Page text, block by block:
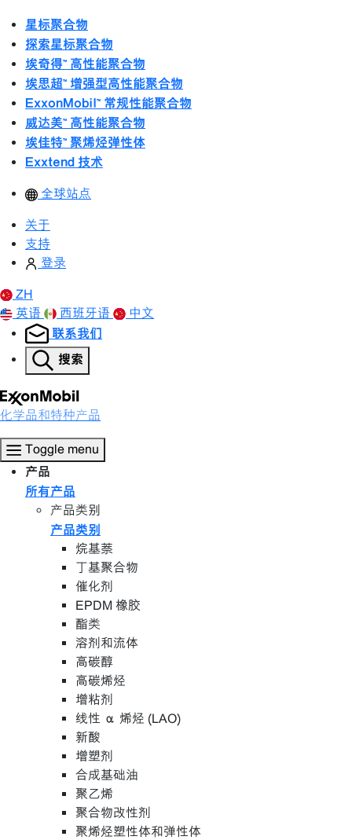
星标聚合物
探索星标聚合物
埃奇得™ 高性能聚合物
埃思超™ 增强型高性能聚合物
ExxonMobil™ 常规性能聚合物
威达美™ 高性能聚合物
埃佳特™ 聚烯烃弹性体
Exxtend 技术
全球站点
关于
支持
登录
ZH
英语
西班牙语 中文
联系我们
搜索
化学品和特种产品
Toggle menu
产品
所有产品
产品类别
产品类别
烷基萘
丁基聚合物
催化剂
EPDM 橡胶
酯类
溶剂和流体
高碳醇
高碳烯烃
增粘剂
线性 α 烯烃 (LAO)
新酸
增塑剂
合成基础油
聚乙烯
聚合物改性剂
聚烯烃塑性体和弹性体